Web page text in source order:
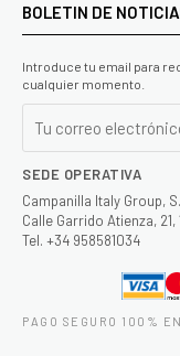
BOLETIN DE
Introduce tu email para
cualquier momento.
SEDE OPERATIVA
Campanilla Italy Group,
Calle Garrido Atienza,
Tel. +34 958581034
PAGO SEGURO 100%